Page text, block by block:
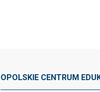
OPOLSKIE CENTRUM